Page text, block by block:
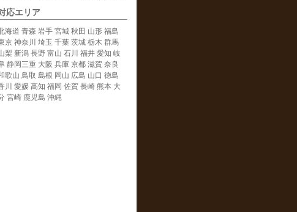
応エリア
海道 青森 岩手 宮城 秋田 山形 福島
京 神奈川 埼玉 千葉 茨城 栃木 群馬
梨 新潟 長野 富山 石川 福井 愛知 岐
静岡三重 大阪 兵庫 京都 滋賀 奈良
歌山 鳥取 島根 岡山 広島 山口 徳島
川 愛媛 高知 福岡 佐賀 長崎 熊本 大
宮崎 鹿児島 沖縄